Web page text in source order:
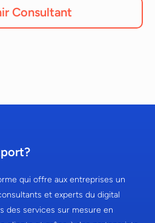
Consultant
qui offre aux entreprises un
et experts du digital
des services sur mesure en